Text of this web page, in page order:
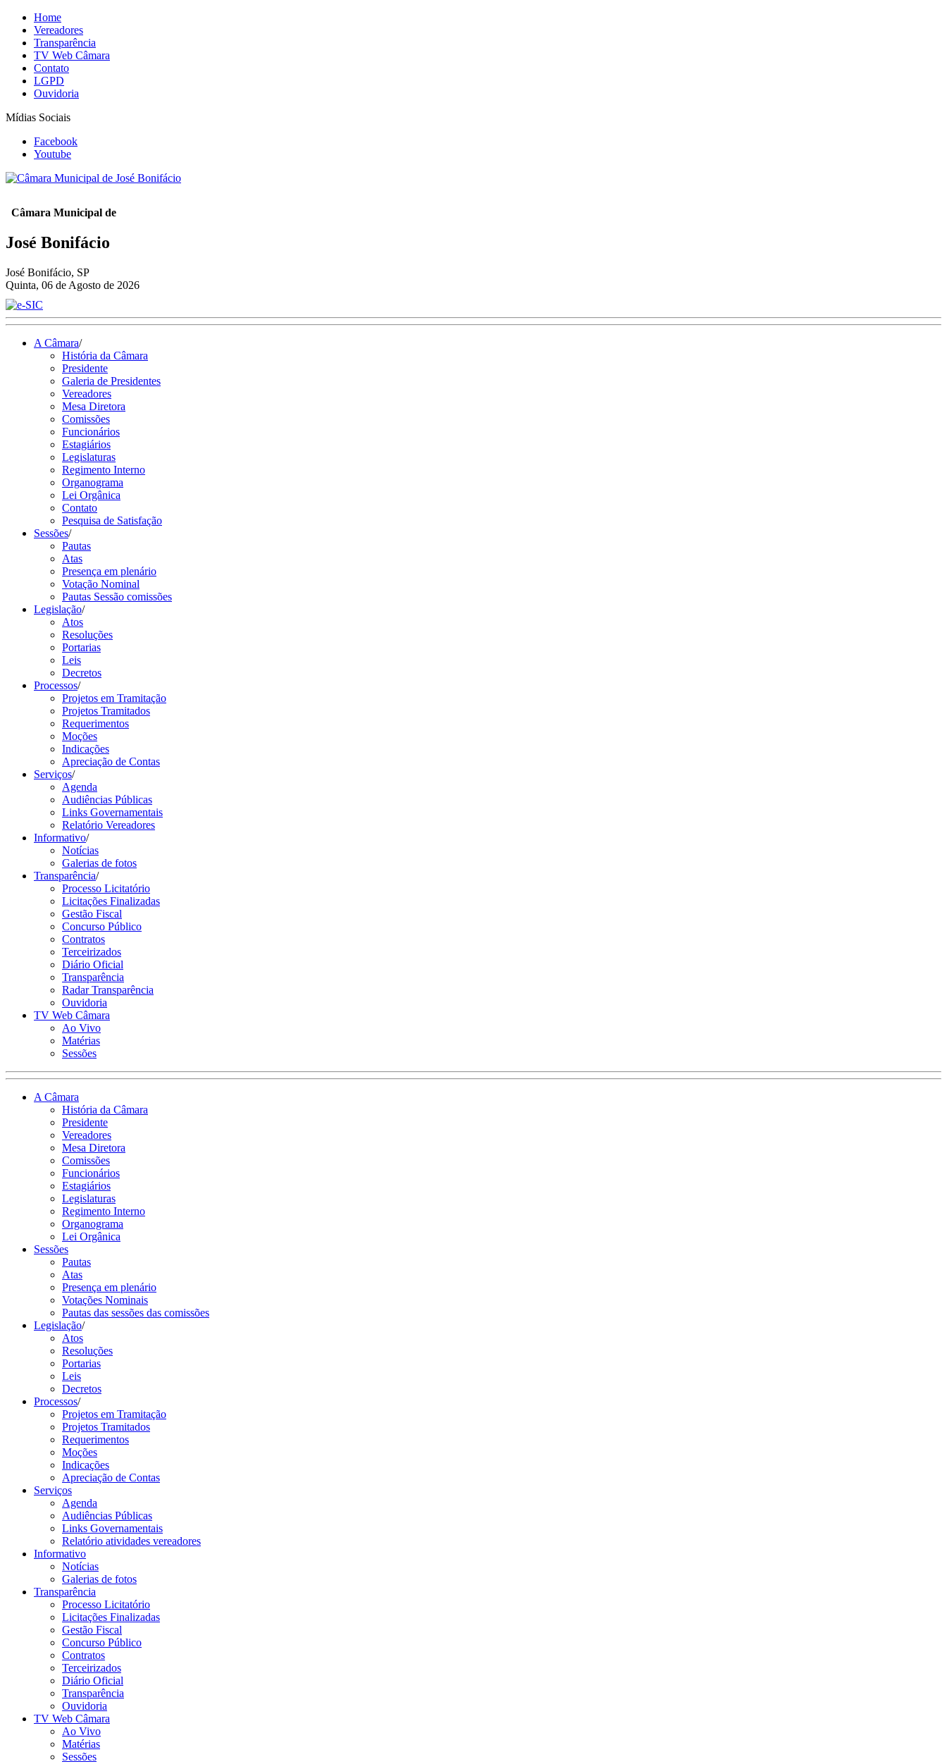
Home
Vereadores
Transparência
TV Web Câmara
Contato
LGPD
Ouvidoria
Mídias Sociais
Facebook
Youtube
Câmara Municipal de
José Bonifácio
José Bonifácio, SP
Quinta, 06 de Agosto de 2026
A Câmara/
História da Câmara
Presidente
Galeria de Presidentes
Vereadores
Mesa Diretora
Comissões
Funcionários
Estagiários
Legislaturas
Regimento Interno
Organograma
Lei Orgânica
Contato
Pesquisa de Satisfação
Sessões/
Pautas
Atas
Presença em plenário
Votação Nominal
Pautas Sessão comissões
Legislação/
Atos
Resoluções
Portarias
Leis
Decretos
Processos/
Projetos em Tramitação
Projetos Tramitados
Requerimentos
Moções
Indicações
Apreciação de Contas
Serviços/
Agenda
Audiências Públicas
Links Governamentais
Relatório Vereadores
Informativo/
Notícias
Galerias de fotos
Transparência/
Processo Licitatório
Licitações Finalizadas
Gestão Fiscal
Concurso Público
Contratos
Terceirizados
Diário Oficial
Transparência
Radar Transparência
Ouvidoria
TV Web Câmara
Ao Vivo
Matérias
Sessões
A Câmara
História da Câmara
Presidente
Vereadores
Mesa Diretora
Comissões
Funcionários
Estagiários
Legislaturas
Regimento Interno
Organograma
Lei Orgânica
Sessões
Pautas
Atas
Presença em plenário
Votações Nominais
Pautas das sessões das comissões
Legislação/
Atos
Resoluções
Portarias
Leis
Decretos
Processos/
Projetos em Tramitação
Projetos Tramitados
Requerimentos
Moções
Indicações
Apreciação de Contas
Serviços
Agenda
Audiências Públicas
Links Governamentais
Relatório atividades vereadores
Informativo
Notícias
Galerias de fotos
Transparência
Processo Licitatório
Licitações Finalizadas
Gestão Fiscal
Concurso Público
Contratos
Terceirizados
Diário Oficial
Transparência
Ouvidoria
TV Web Câmara
Ao Vivo
Matérias
Sessões